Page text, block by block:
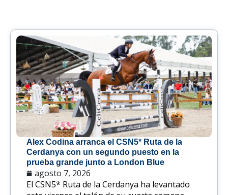
Alex Codina arranca el CSN5* Ruta de la
Cerdanya con un segundo puesto en la
prueba grande junto a London Blue
agosto 7, 2026
El CSN5* Ruta de la Cerdanya ha levantado